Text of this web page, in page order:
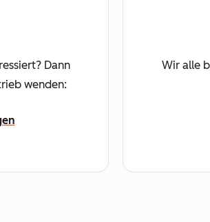
Dann
wenden:
Wir alle